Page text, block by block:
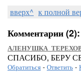
вверх^ к полной
Комментарии (2):
СПАСИБО, БЕРУ
Обратиться - Ответить -